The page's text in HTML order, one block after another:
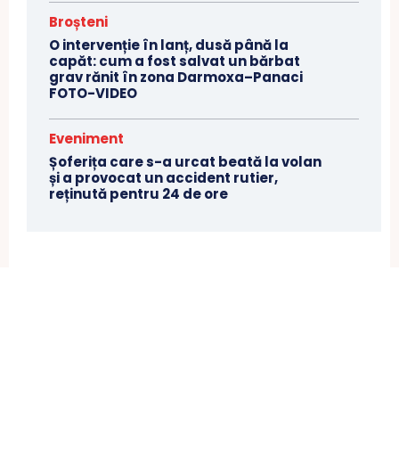
Broșteni
O intervenție în lanț, dusă până la
capăt: cum a fost salvat un bărbat
grav rănit în zona Darmoxa–Panaci
FOTO-VIDEO
Eveniment
Șoferița care s-a urcat beată la volan
și a provocat un accident rutier,
reținută pentru 24 de ore